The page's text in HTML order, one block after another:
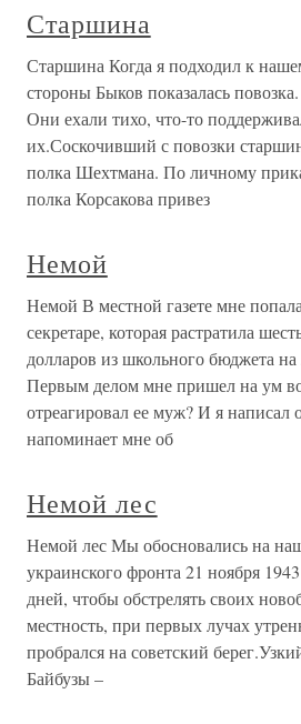
Старшина
Старшина Когда я подходил к
стороны Быков показалась
Они ехали тихо, что-то
их.Соскочивший с повозки
полка Шехтмана. По личному
полка Корсакова привез
Немой
Немой В местной газете мне
секретаре, которая растратила
долларов из школьного бюджета
Первым делом мне пришел на ум
отреагировал ее муж? И я написал
напоминает мне об
Немой лес
Немой лес Мы обосновались на
украинского фронта 21 ноября
дней, чтобы обстрелять своих
местность, при первых лучах
пробрался на советский
Байбузы –